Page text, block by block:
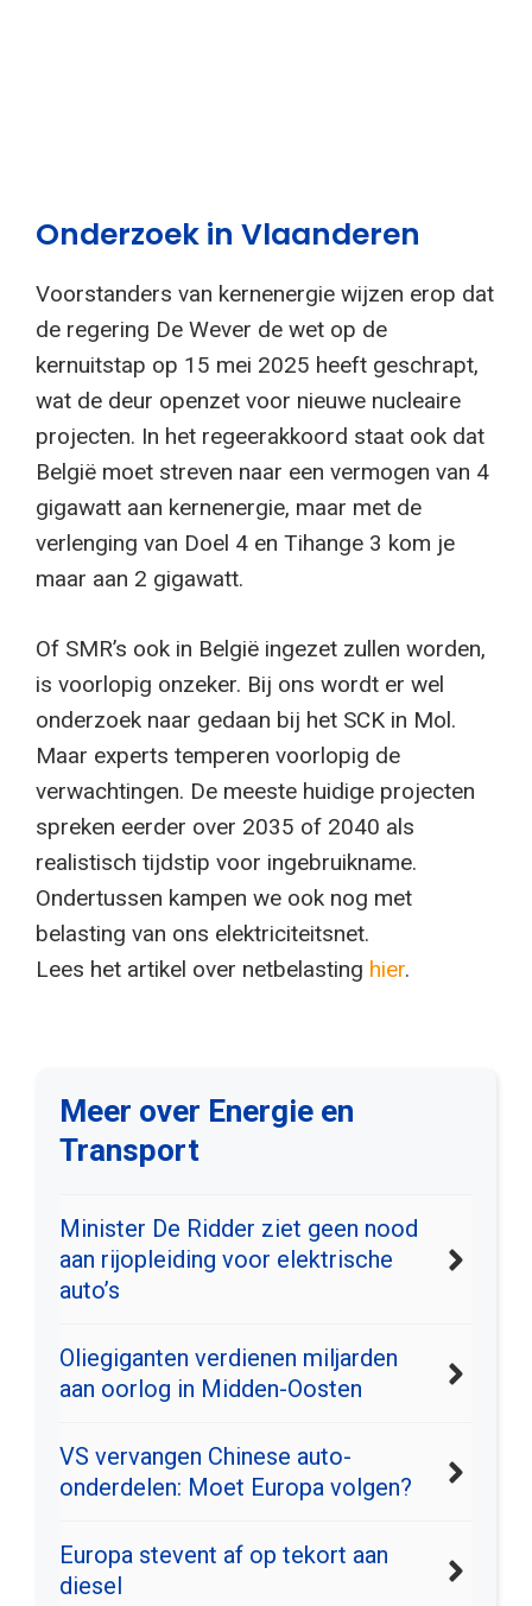
Onderzoek in Vlaanderen
Voorstanders van kernenergie wijzen erop dat
de regering De Wever de wet op de
kernuitstap op 15 mei 2025 heeft geschrapt,
wat de deur openzet voor nieuwe nucleaire
projecten. In het regeerakkoord staat ook dat
België moet streven naar een vermogen van 4
gigawatt aan kernenergie, maar met de
verlenging van Doel 4 en Tihange 3 kom je
maar aan 2 gigawatt.
Of SMR’s ook in België ingezet zullen worden,
is voorlopig onzeker. Bij ons wordt er wel
onderzoek naar gedaan bij het SCK in Mol.
Maar experts temperen voorlopig de
verwachtingen. De meeste huidige projecten
spreken eerder over 2035 of 2040 als
realistisch tijdstip voor ingebruikname.
Ondertussen kampen we ook nog met
belasting van ons elektriciteitsnet.
Lees het artikel over netbelasting hier.
Meer over Energie en
Transport
Minister De Ridder ziet geen nood
aan rijopleiding voor elektrische
auto’s
Oliegiganten verdienen miljarden
aan oorlog in Midden-Oosten
VS vervangen Chinese auto-
onderdelen: Moet Europa volgen?
Europa stevent af op tekort aan
diesel